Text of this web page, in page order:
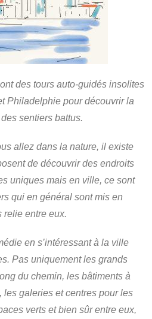
des tours auto-guidés insolites
Philadelphie pour découvrir la
sentiers battus.
allez dans la nature, il existe
de découvrir des endroits
uniques mais en ville, ce sont
qui en général sont mis en
relie entre eux.
en s’intéressant à la ville
Pas uniquement les grands
du chemin, les bâtiments à
les galeries et centres pour les
verts et bien sûr entre eux,